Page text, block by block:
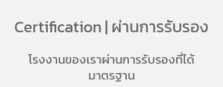
Certification | ผ่านการรับรอง
โรงงานของเราผ่านการรับรองที่ได้
มาตรฐาน